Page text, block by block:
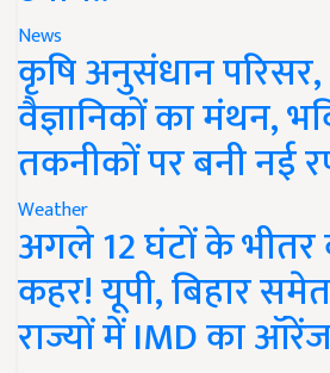
News
कृषि अनुसंधान
वैज्ञानिकों का मंथन,
तकनीकों पर बनी नई
Weather
अगले 12 घंटों के भीतर
कहर! यूपी, बिहार
राज्यों में IMD का